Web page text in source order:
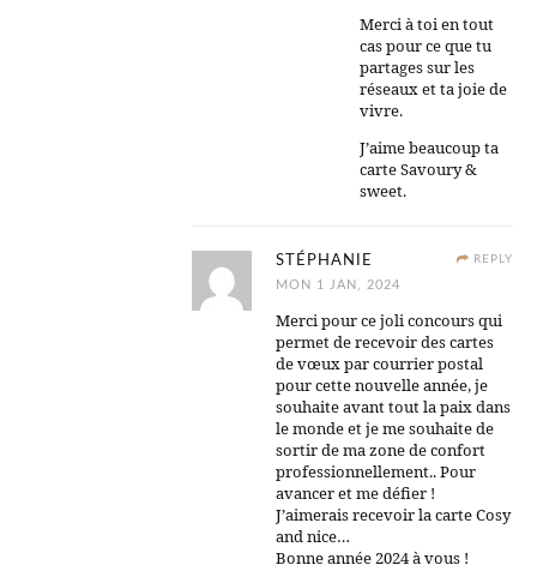
Merci à toi en tout
cas pour ce que tu
partages sur les
réseaux et ta joie de
vivre.
J’aime beaucoup ta
carte Savoury &
sweet.
REPLY
STÉPHANIE
MON 1 JAN, 2024
Merci pour ce joli concours qui
permet de recevoir des cartes
de vœux par courrier postal
pour cette nouvelle année, je
souhaite avant tout la paix dans
le monde et je me souhaite de
sortir de ma zone de confort
professionnellement.. Pour
avancer et me défier !
J’aimerais recevoir la carte Cosy
and nice…
Bonne année 2024 à vous !